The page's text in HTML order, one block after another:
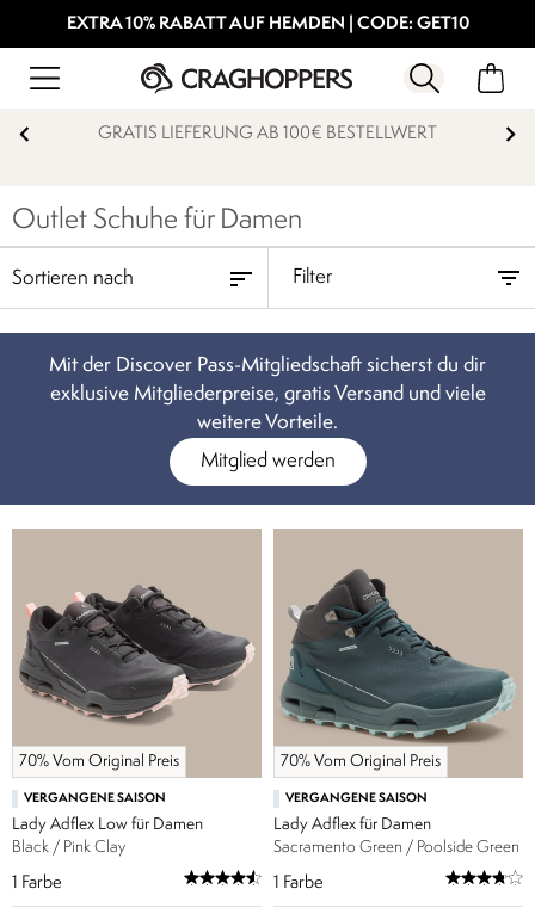
EXTRA 10% RABATT AUF HEMDEN | CODE: GET10
GRATIS LIEFERUNG AB 100€ BESTELLWERT
Outlet Schuhe für Damen
Filter
Mit der Discover Pass-Mitgliedschaft sicherst du dir
exklusive Mitgliederpreise, gratis Versand und viele
weitere Vorteile.
Mitglied werden
70% Vom Original Preis
VERGANGENE SAISON
Lady Adflex Low für Damen
Black / Pink Clay
1 Farbe
70% Vom Original Preis
VERGANGENE SAISON
Lady Adflex für Damen
Sacramento Green / Poolside Green
1 Farbe